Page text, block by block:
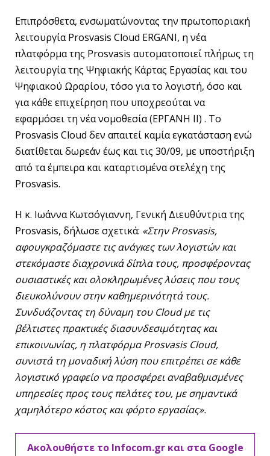
Επιπρόσθετα, ενσωματώνοντας την πρωτοποριακή
λειτουργία Prosvasis Cloud ERGANI, η νέα
πλατφόρμα της Prosvasis αυτοματοποιεί πλήρως τη
λειτουργία της Ψηφιακής Κάρτας Εργασίας και του
Ψηφιακού Ωραρίου, τόσο για το λογιστή, όσο και
για κάθε επιχείρηση που υποχρεούται να
εφαρμόσει τη νέα νομοθεσία (ΕΡΓΑΝΗ ΙΙ) . Το
Prosvasis Cloud δεν απαιτεί καμία εγκατάσταση ενώ
διατίθεται δωρεάν έως και τις 30/09, με υποστήριξη
από τα έμπειρα και καταρτισμένα στελέχη της
Prosvasis.
Η κ. Ιωάννα Κωτσόγιαννη, Γενική Διευθύντρια της
Prosvasis, δήλωσε σχετικά: «ΣτηνProsvasis,
αφουγκραζόμαστε τις ανάγκες των λογιστών και
στεκόμαστε διαχρονικά δίπλα τους, προσφέροντας
ουσιαστικές και ολοκληρωμένες λύσεις που τους
διευκολύνουν στην καθημερινότητά τους.
Συνδυάζοντας τη δύναμη του Cloudμε τις
βέλτιστες πρακτικές διασυνδεσιμότητας και
επικοινωνίας, η πλατφόρμα Prosvasis Cloud,
συνιστά τη μοναδική λύση που επιτρέπει σε κάθε
λογιστικό γραφείο να προσφέρει αναβαθμισμένες
υπηρεσίες προς τους πελάτες του, με σημαντικά
χαμηλότερο κόστος και φόρτο εργασίας».
Ακολουθήστε το Infocom.gr και στα Google